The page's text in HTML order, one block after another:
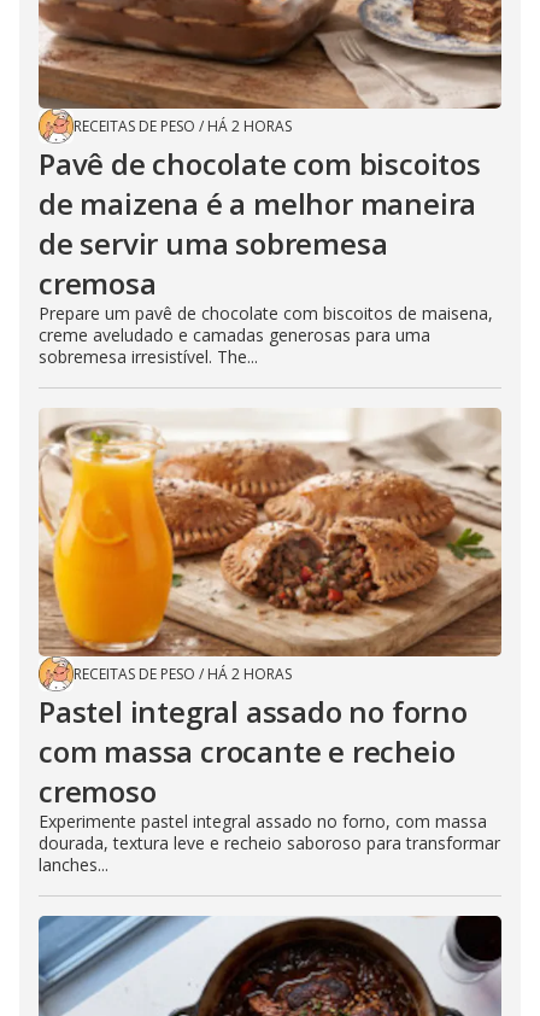
RECEITAS DE PESO / HÁ 2 HORAS
Pavê de chocolate com biscoitos
de maizena é a melhor maneira
de servir uma sobremesa
cremosa
Prepare um pavê de chocolate com biscoitos de maisena,
creme aveludado e camadas generosas para uma
sobremesa irresistível. The...
RECEITAS DE PESO / HÁ 2 HORAS
Pastel integral assado no forno
com massa crocante e recheio
cremoso
Experimente pastel integral assado no forno, com massa
dourada, textura leve e recheio saboroso para transformar
lanches...